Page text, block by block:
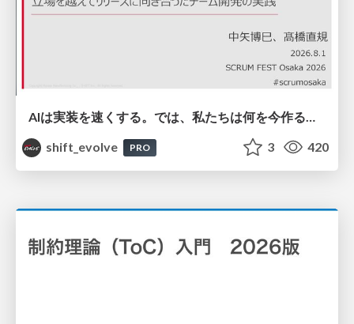
AIは実装を速くする。では、私たちは何を今作るべきか？－立場を越えてリリースに向き合ったチーム開発の実践 / 20260801 Hiromi Nakaya and Naoki Takahashi
shift_evolve
PRO 3 420